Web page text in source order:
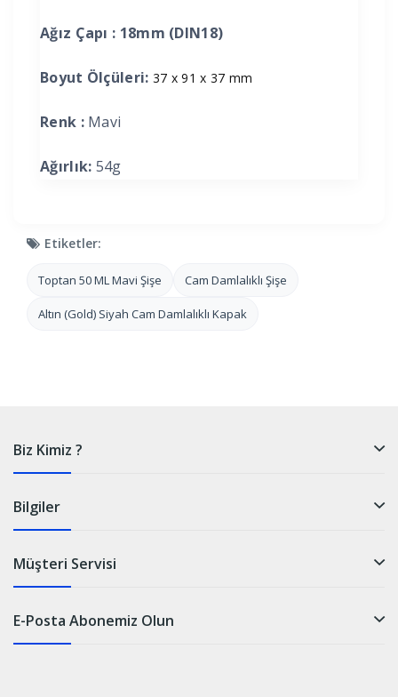
Ağız Çapı : 18mm (DIN18)
Boyut Ölçüleri: 37 x 91 x 37 mm
Renk : Mavi
Ağırlık: 54g
Etiketler:
Toptan 50 ML Mavi Şişe Cam Damlalıklı Şişe
Altın (Gold) Siyah Cam Damlalıklı Kapak
Biz Kimiz ?
Bilgiler
Müşteri Servisi
E-Posta Abonemiz Olun